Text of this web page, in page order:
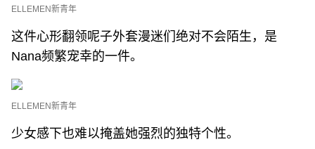
ELLEMEN新青年
这件心形翻领呢子外套漫迷们绝对不会陌生，是
Nana频繁宠幸的一件。
ELLEMEN新青年
少女感下也难以掩盖她强烈的独特个性。